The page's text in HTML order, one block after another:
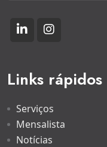
Links rápidos
Serviços
Mensalista
Notícias